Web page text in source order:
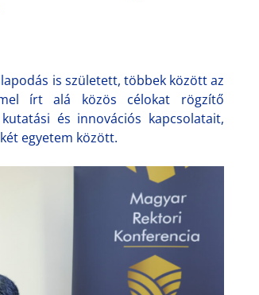
is született, többek között az
írt alá közös célokat rögzítő
és innovációs kapcsolatait,
egyetem között.